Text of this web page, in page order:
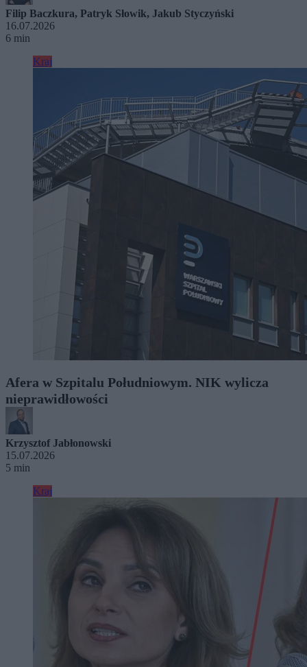
Filip Baczkura, Patryk Słowik, Jakub Styczyński
16.07.2026
6 min
Kraj
Afera w Szpitalu Południowym. NIK wylicza
nieprawidłowości
Krzysztof Jabłonowski
15.07.2026
5 min
Kraj